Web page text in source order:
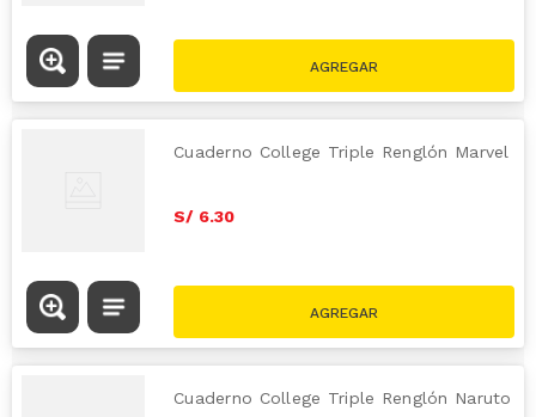
Cuaderno College Triple Renglón Marvel
S/ 6.30
Cuaderno College Triple Renglón Naruto